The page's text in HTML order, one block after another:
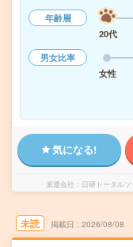
年齢層
20代
男女比率
女性
気になる!
派遣会社 日研トータル
未読 掲載日 2026/08/08